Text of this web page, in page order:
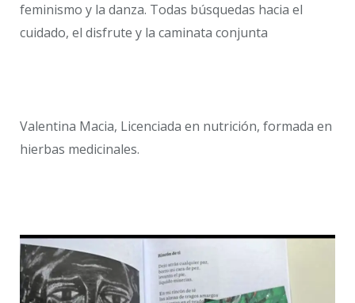
feminismo y la danza. Todas búsquedas hacia el
cuidado, el disfrute y la caminata conjunta
Valentina Macia, Licenciada en nutrición, formada en
hierbas medicinales.